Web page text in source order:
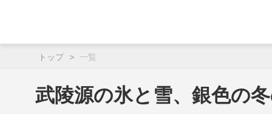
トップ > 一覧
武陵源の氷と雪、銀色の